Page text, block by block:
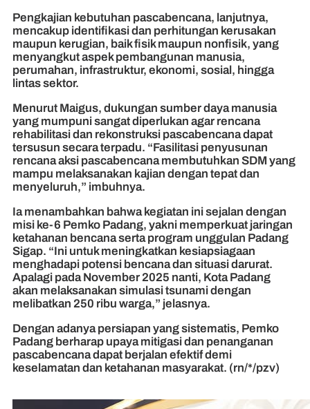
Pengkajian kebutuhan pascabencana, lanjutnya,
mencakup identifikasi dan perhitungan kerusakan
maupun kerugian, baik fisik maupun nonfisik, yang
menyangkut aspek pembangunan manusia,
perumahan, infrastruktur, ekonomi, sosial, hingga
lintas sektor.
Menurut Maigus, dukungan sumber daya manusia
yang mumpuni sangat diperlukan agar rencana
rehabilitasi dan rekonstruksi pascabencana dapat
tersusun secara terpadu. “Fasilitasi penyusunan
rencana aksi pascabencana membutuhkan SDM yang
mampu melaksanakan kajian dengan tepat dan
menyeluruh,” imbuhnya.
Ia menambahkan bahwa kegiatan ini sejalan dengan
misi ke-6 Pemko Padang, yakni memperkuat jaringan
ketahanan bencana serta program unggulan Padang
Sigap. “Ini untuk meningkatkan kesiapsiagaan
menghadapi potensi bencana dan situasi darurat.
Apalagi pada November 2025 nanti, Kota Padang
akan melaksanakan simulasi tsunami dengan
melibatkan 250 ribu warga,” jelasnya.
Dengan adanya persiapan yang sistematis, Pemko
Padang berharap upaya mitigasi dan penanganan
pascabencana dapat berjalan efektif demi
keselamatan dan ketahanan masyarakat. (rn/*/pzv)